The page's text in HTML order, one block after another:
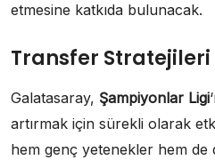
etmesine katkıda bulunacak.
Transfer Stratejileri
Galatasaray, Şampiyonlar Ligi
artırmak için sürekli olarak
hem genç yetenekler hem